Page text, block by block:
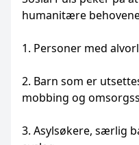
humanitære
1. Personer med
2. Barn som er
mobbing og
3. Asylsøkere, særlig